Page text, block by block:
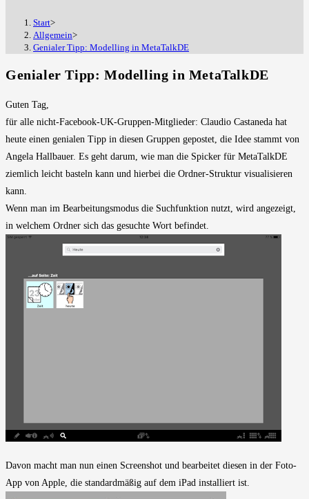
Start>
Allgemein>
Genialer Tipp: Modelling in MetaTalkDE
Genialer Tipp: Modelling in MetaTalkDE
Guten Tag,
für alle nicht-Facebook-UK-Gruppen-Mitglieder: Claudio Castaneda hat
heute einen genialen Tipp in diesen Gruppen gepostet, die Idee stammt von
Angela Hallbauer. Es geht darum, wie man die Spicker für MetaTalkDE
ziemlich leicht basteln kann und hierbei die Ordner-Struktur visualisieren
kann.
Wenn man im Bearbeitungsmodus die Suchfunktion nutzt, wird angezeigt,
in welchem Ordner sich das gesuchte Wort befindet.
Davon macht man nun einen Screenshot und bearbeitet diesen in der Foto-
App von Apple, die standardmäßig auf dem iPad installiert ist.